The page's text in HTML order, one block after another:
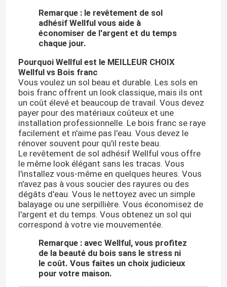
Remarque : le revêtement de sol
adhésif Wellful vous aide à
économiser de l'argent et du temps
chaque jour.
Pourquoi Wellful est le MEILLEUR CHOIX
Wellful vs Bois franc
Vous voulez un sol beau et durable. Les sols en
bois franc offrent un look classique, mais ils ont
un coût élevé et beaucoup de travail. Vous devez
payer pour des matériaux coûteux et une
installation professionnelle. Le bois franc se raye
facilement et n'aime pas l'eau. Vous devez le
rénover souvent pour qu'il reste beau.
Le revêtement de sol adhésif Wellful vous offre
le même look élégant sans les tracas. Vous
l'installez vous-même en quelques heures. Vous
n'avez pas à vous soucier des rayures ou des
dégâts d'eau. Vous le nettoyez avec un simple
balayage ou une serpillière. Vous économisez de
l'argent et du temps. Vous obtenez un sol qui
correspond à votre vie mouvementée.
Remarque : avec Wellful, vous profitez
de la beauté du bois sans le stress ni
le coût. Vous faites un choix judicieux
pour votre maison.